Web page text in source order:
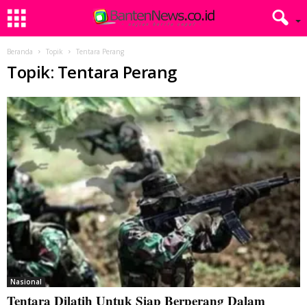
Beranda Topik Tentara Perang
Topik: Tentara Perang
Nasional
Tentara Dilatih Untuk Siap Berperang Dalam